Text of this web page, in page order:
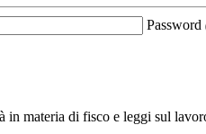
Password
materia di fisco e leggi sul